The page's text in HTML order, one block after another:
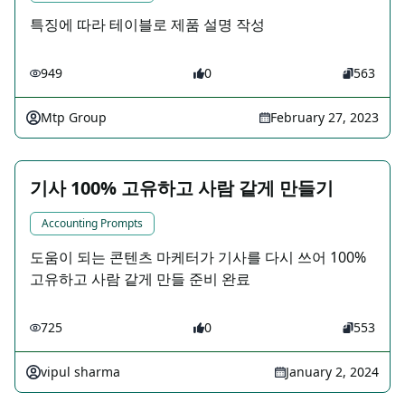
특징에 따라 테이블로 제품 설명 작성
949 0 563
Mtp Group February 27, 2023
기사 100% 고유하고 사람 같게 만들기
Accounting Prompts
도움이 되는 콘텐츠 마케터가 기사를 다시 쓰어 100%
고유하고 사람 같게 만들 준비 완료
725 0 553
vipul sharma January 2, 2024